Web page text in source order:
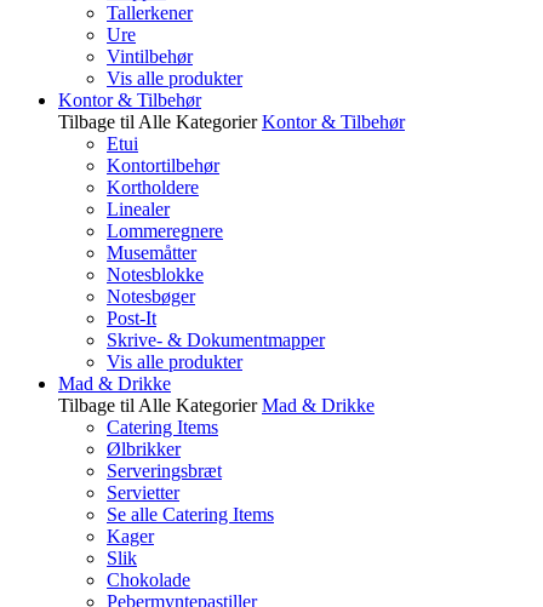
Tallerkener
Ure
Vintilbehør
Vis alle produkter
Kontor & Tilbehør
Tilbage til Alle Kategorier Kontor & Tilbehør
Etui
Kontortilbehør
Kortholdere
Linealer
Lommeregnere
Musemåtter
Notesblokke
Notesbøger
Post-It
Skrive- & Dokumentmapper
Vis alle produkter
Mad & Drikke
Tilbage til Alle Kategorier Mad & Drikke
Catering Items
Ølbrikker
Serveringsbræt
Servietter
Se alle Catering Items
Kager
Slik
Chokolade
Pebermyntepastiller